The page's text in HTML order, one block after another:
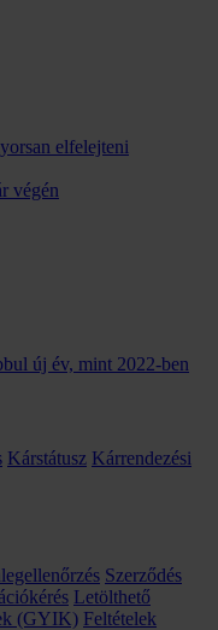
elfelejteni
végén
új év, mint 2022-ben
Kárstátusz Kárrendezési
Szerződés
Letölthető
(GYIK) Feltételek